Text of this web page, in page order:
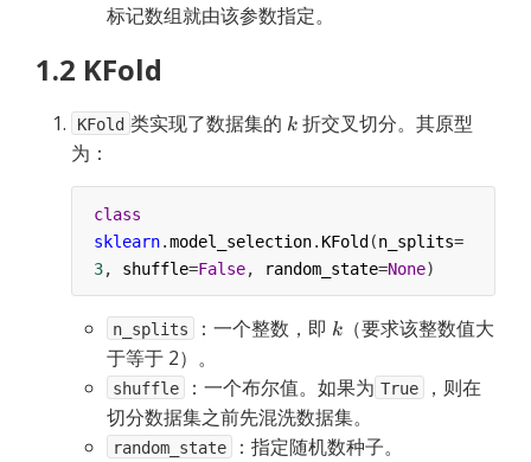
标记数组就由该参数指定。
1.2 KFold
KFold 类实现了数据集的
折交叉切分。其原型
为：
class
sklearn.model_selection. KFold (n_splits=
3, shuffle=False, random_state=None)
n_splits ：一个整数，即
（要求该整数值大
于等于 2）。
shuffle ：一个布尔值。如果为 True
，则在
切分数据集之前先混洗数据集。
random_state
：指定随机数种子。